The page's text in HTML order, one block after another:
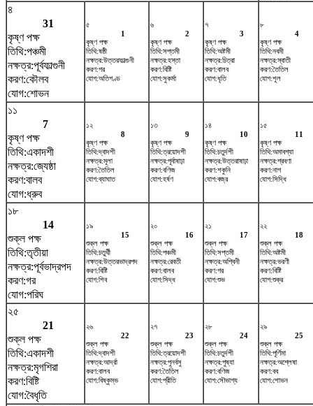
৪
31
কৃষ্ণ পক্ষ
তিথি:পঞ্চমী
নক্ষত্র:পূর্বফাল্গুনী
করণ:কৌলব
যোগ:শোভন
৫
1
কৃষ্ণ পক্ষ
তিথি:ষষ্ঠী
নক্ষত্র:উত্তরফাল্গুনী
করণ:গর
যোগ:অতিগণ্ড
৬
2
কৃষ্ণ পক্ষ
তিথি:সপ্তমী
নক্ষত্র:হস্তা
করণ:বিষ্টি
যোগ:সুকর্মা
৭
3
কৃষ্ণ পক্ষ
তিথি:অষ্টমী
নক্ষত্র:চিত্রা
করণ:বালব
যোগ:ধৃতি
৮
4
কৃষ্ণ পক্ষ
তিথি:নবমী
নক্ষত্র:স্বাতী
করণ:তৈতিল
যোগ:শূল
১১
7
কৃষ্ণ পক্ষ
তিথি:একাদশী
নক্ষত্র:জ্যেষ্ঠা
করণ:বালব
যোগ:ধ্রুব
১২
8
কৃষ্ণ পক্ষ
তিথি:দ্বাদশী
নক্ষত্র:মূলা
করণ:তৈতিল
যোগ:ব্যাঘাত
১৩
9
কৃষ্ণ পক্ষ
তিথি:ত্রয়োদশী
নক্ষত্র:পূর্বাষাঢ়া
করণ:বণিজ
যোগ:হর্ষণ
১৪
10
কৃষ্ণ পক্ষ
তিথি:চতুর্দশী
নক্ষত্র:উত্তরাষাঢ়া
করণ:শকুনি
যোগ:বজ্র
১৫
11
কৃষ্ণ পক্ষ
তিথি:অমাবশ্যা
নক্ষত্র:শ্রবণা
করণ:নাগ
যোগ:সিদ্ধি
১৮
14
শুক্ল পক্ষ
তিথি:তৃতীয়া
নক্ষত্র:পূর্বভাদ্রপদ
করণ:গর
যোগ:পরিঘ
১৯
15
শুক্ল পক্ষ
তিথি:চতুর্থী
নক্ষত্র:উত্তরভাদ্রপদ
করণ:বিষ্টি
যোগ:শিব
২০
16
শুক্ল পক্ষ
তিথি:পঞ্চমী
নক্ষত্র:রেবতী
করণ:বালব
যোগ:সিদ্ধ
২১
17
শুক্ল পক্ষ
তিথি:সপ্তমী
নক্ষত্র:অশ্বিনী
করণ:গর
যোগ:শুভ
২২
18
শুক্ল পক্ষ
তিথি:অষ্টমী
নক্ষত্র:ভরণী
করণ:বিষ্টি
যোগ:শুক্র
২৫
21
শুক্ল পক্ষ
তিথি:একাদশী
নক্ষত্র:মৃগশিরা
করণ:বিষ্টি
যোগ:বৈধৃতি
২৬
22
শুক্ল পক্ষ
তিথি:দ্বাদশী
নক্ষত্র:আর্দ্রা
করণ:বালব
যোগ:বিষ্কুম্ভ
২৭
23
শুক্ল পক্ষ
তিথি:ত্রয়োদশী
নক্ষত্র:পুনর্বসু
করণ:তৈতিল
যোগ:প্রীতি
২৮
24
শুক্ল পক্ষ
তিথি:চতুর্দশী
নক্ষত্র:পুষ্যা
করণ:বণিজ
যোগ:সৌভাগ্য
২৯
25
শুক্ল পক্ষ
তিথি:পূর্ণিমা
নক্ষত্র:অশ্লেষা
করণ:বব
যোগ:শোভন